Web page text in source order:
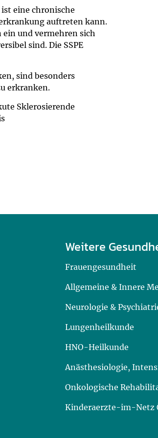
eine chronische
auftreten kann.
ein und vermehren sich
sind. Die SSPE
sind besonders
erkranken.
Sklerosierende
Weitere
Frauengesundheit
Allgemeine & Innere
Neurologie &
Lungenheilkunde
HNO-Heilkunde
Anästhesiologie,
Onkologische
Kinderaerzte-im-Netz